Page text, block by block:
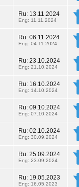
Ru: 13.11.2024
Eng: 11.11.2024
Ru: 06.11.2024
Eng: 04.11.2024
Ru: 23.10.2024
Eng: 21.10.2024
Ru: 16.10.2024
Eng: 14.10.2024
Ru: 09.10.2024
Eng: 07.10.2024
Ru: 02.10.2024
Eng: 30.09.2024
Ru: 25.09.2024
Eng: 23.09.2024
Ru: 19.05.2023
Eng: 16.05.2023